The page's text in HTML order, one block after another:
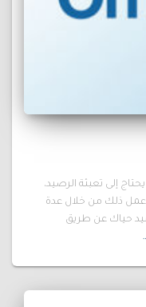
إلى تعبئة الرصيد،
عمل ذلك من خلال عدة
حياك عن طريق